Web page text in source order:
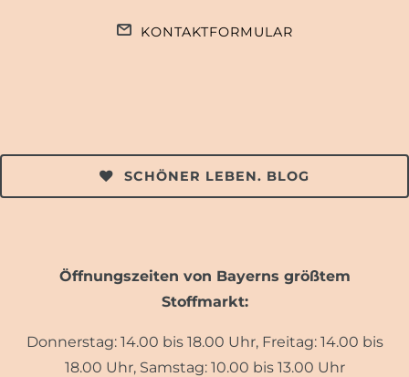
KONTAKTFORMULAR
SCHÖNER LEBEN. BLOG
Öffnungszeiten von Bayerns größtem
Stoffmarkt:
Donnerstag: 14.00 bis 18.00 Uhr, Freitag: 14.00 bis
18.00 Uhr, Samstag: 10.00 bis 13.00 Uhr